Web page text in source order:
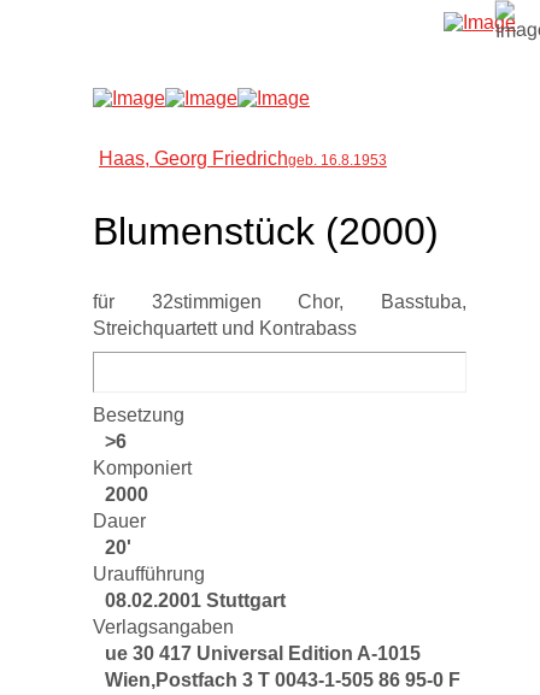
Haas, Georg Friedrichgeb. 16.8.1953
Blumenstück (2000)
für 32stimmigen Chor, Basstuba,
Streichquartett und Kontrabass
Besetzung
>6
Komponiert
2000
Dauer
20'
Uraufführung
08.02.2001 Stuttgart
Verlagsangaben
ue 30 417 Universal Edition A-1015
Wien,Postfach 3 T 0043-1-505 86 95-0 F